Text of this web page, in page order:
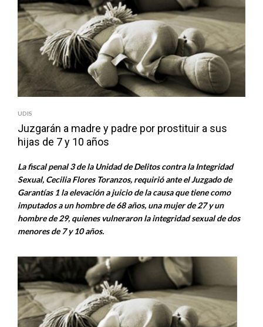
UDIS
Juzgarán a madre y padre por prostituir a sus
hijas de 7 y 10 años
La fiscal penal 3 de la Unidad de Delitos contra la Integridad
Sexual, Cecilia Flores Toranzos, requirió ante el Juzgado de
Garantías 1 la elevación a juicio de la causa que tiene como
imputados a un hombre de 68 años, una mujer de 27 y un
hombre de 29, quienes vulneraron la integridad sexual de dos
menores de 7 y 10 años.